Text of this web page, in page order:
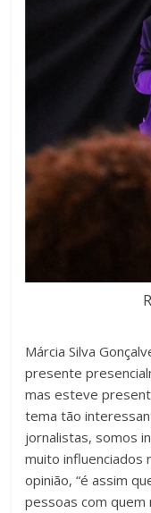
Márcia Silva
presente
mas esteve
tema tão
jornalistas, somos
muito influenciados
opinião, “é assim
pessoas com quem